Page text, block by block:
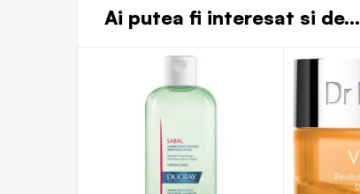
Ai putea fi interesat si de...